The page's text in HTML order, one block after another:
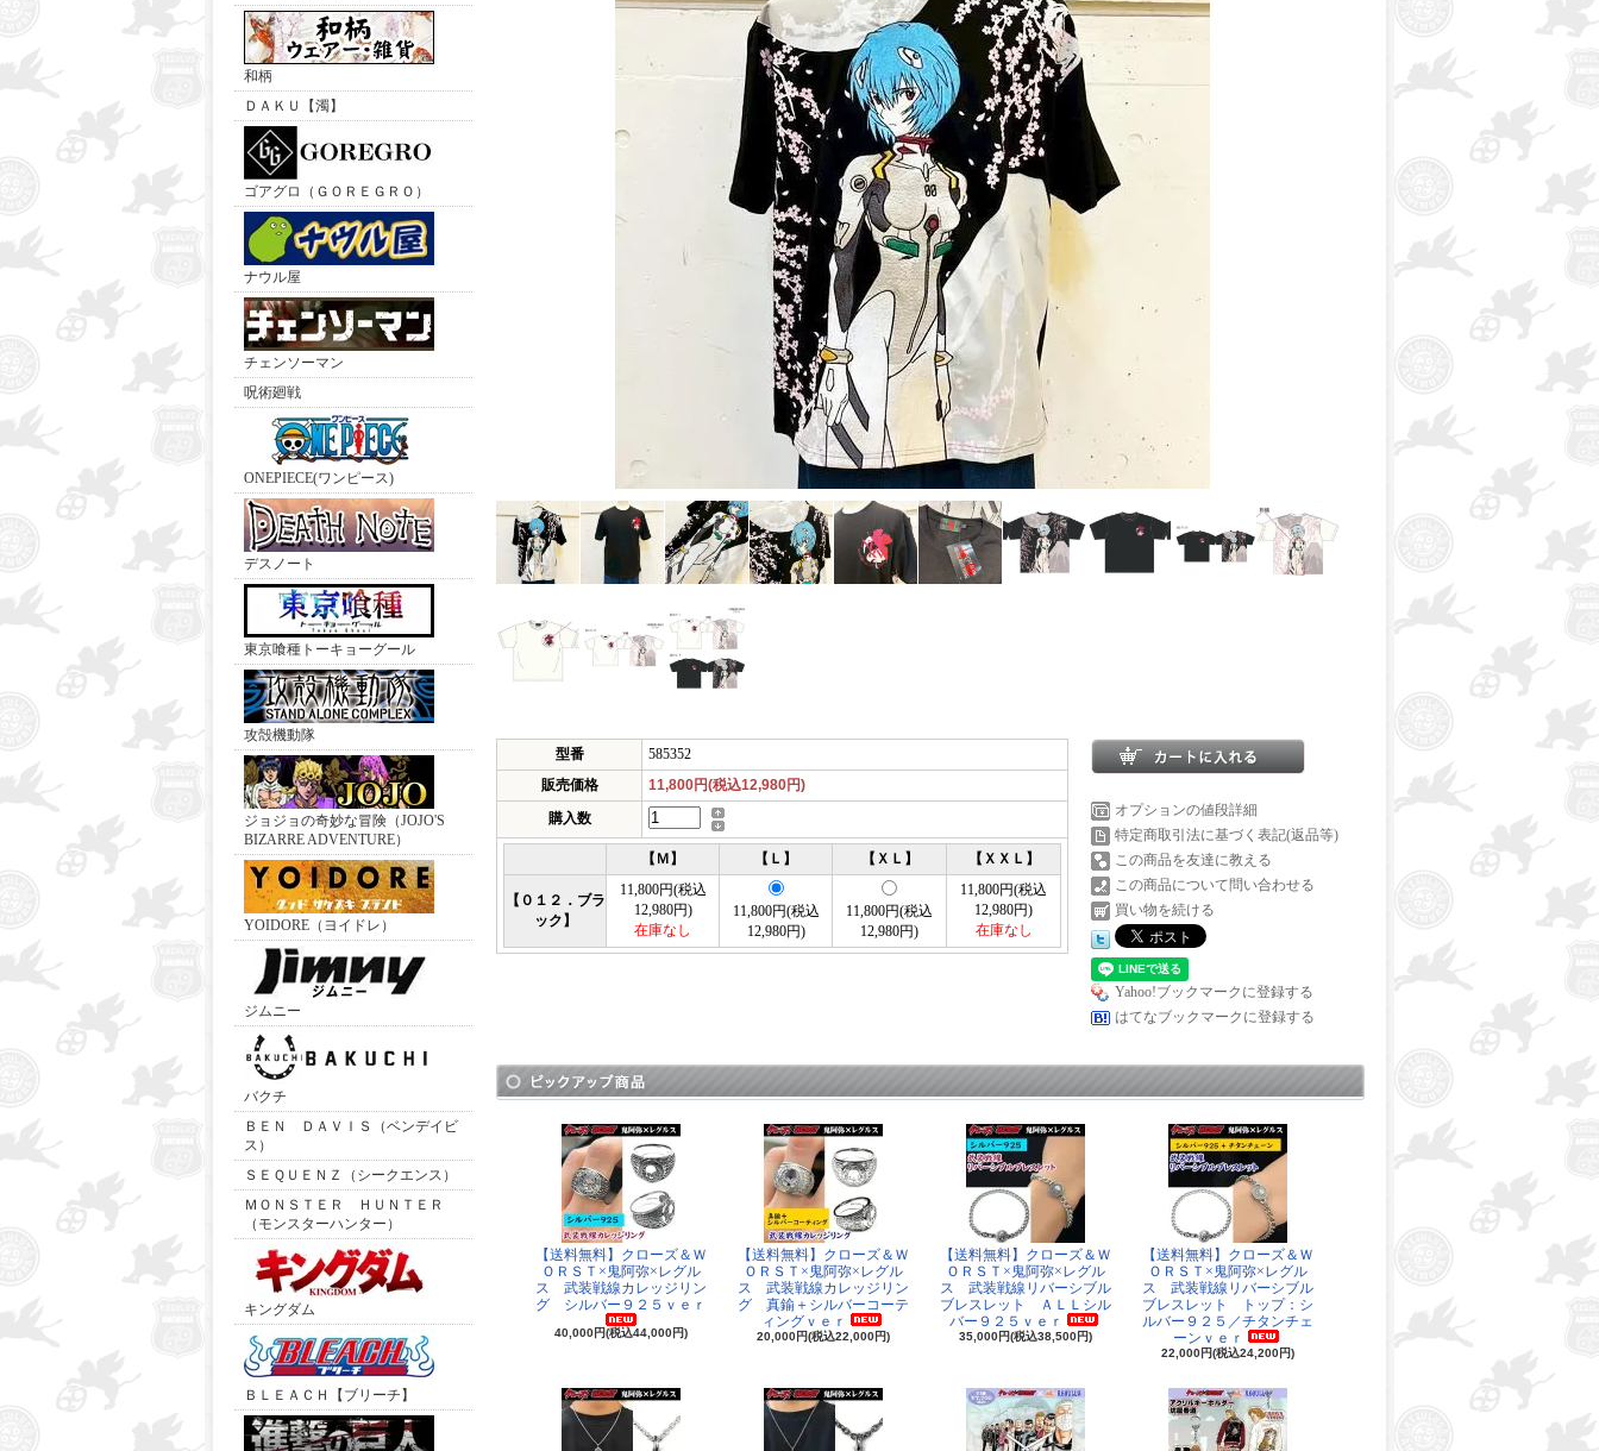
和柄
ＤＡＫＵ【濁】
ゴアグロ（ＧＯＲＥＧＲＯ）
ナウル屋
チェンソーマン
呪術廻戦
ONEPIECE(ワンピース)
デスノート
東京喰種トーキョーグール
攻殻機動隊
ジョジョの奇妙な冒険（JOJO'S
BIZARRE ADVENTURE）
YOIDORE（ヨイドレ）
ジムニー
バクチ
ＢＥＮ ＤＡＶＩＳ（ベンデイビ
ス）
ＳＥＱＵＥＮＺ（シークエンス）
ＭＯＮＳＴＥＲ ＨＵＮＴＥＲ
（モンスターハンター）
キングダム
ＢＬＥＡＣＨ【ブリーチ】
型番
585352
販売価格
11,800円(税込12,980円)
購入数
【Ｍ】 【Ｌ】 【ＸＬ】 【ＸＸＬ】
【０１２．ブラ
ック】
11,800円(税込
12,980円)
在庫なし
11,800円(税込
12,980円)
11,800円(税込
12,980円)
11,800円(税込
12,980円)
在庫なし
オプションの値段詳細
特定商取引法に基づく表記(返品等)
この商品を友達に教える
この商品について問い合わせる
買い物を続ける
Yahoo!ブックマークに登録する
はてなブックマークに登録する
【送料無料】クローズ＆Ｗ
ＯＲＳＴ×鬼阿弥×レグル
ス 武装戦線カレッジリン
グ シルバー９２５ｖｅｒ
40,000円(税込44,000円)
【送料無料】クローズ＆Ｗ
ＯＲＳＴ×鬼阿弥×レグル
ス 武装戦線カレッジリン
グ 真鍮＋シルバーコーテ
ィングｖｅｒ
20,000円(税込22,000円)
【送料無料】クローズ＆Ｗ
ＯＲＳＴ×鬼阿弥×レグル
ス 武装戦線リバーシブル
ブレスレット ＡＬＬシル
バー９２５ｖｅｒ
35,000円(税込38,500円)
【送料無料】クローズ＆Ｗ
ＯＲＳＴ×鬼阿弥×レグル
ス 武装戦線リバーシブル
ブレスレット トップ：シ
ルバー９２５／チタンチェ
ーンｖｅｒ
22,000円(税込24,200円)